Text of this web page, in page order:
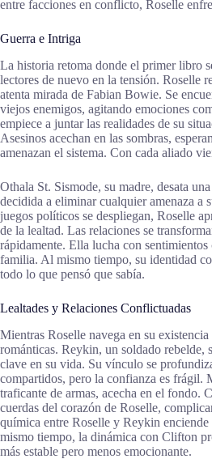
entre facciones en conflicto, Roselle
Guerra e Intriga
La historia retoma donde el primer libro
lectores de nuevo en la tensión. Roselle
atenta mirada de Fabian Bowie. Se
viejos enemigos, agitando emociones
empiece a juntar las realidades de su
Asesinos acechan en las sombras,
amenazan el sistema. Con cada aliado
Othala St. Sismode, su madre, desata
decidida a eliminar cualquier amenaza a
juegos políticos se despliegan, Roselle
de la lealtad. Las relaciones se
rápidamente. Ella lucha con
familia. Al mismo tiempo, su identidad
todo lo que pensó que sabía.
Lealtades y Relaciones Conflictuadas
Mientras Roselle navega en su
románticas. Reykin, un soldado rebelde,
clave en su vida. Su vínculo se
compartidos, pero la confianza es frágil.
traficante de armas, acecha en el fondo.
cuerdas del corazón de Roselle,
química entre Roselle y Reykin
mismo tiempo, la dinámica con Clifton
más estable pero menos emocionante.